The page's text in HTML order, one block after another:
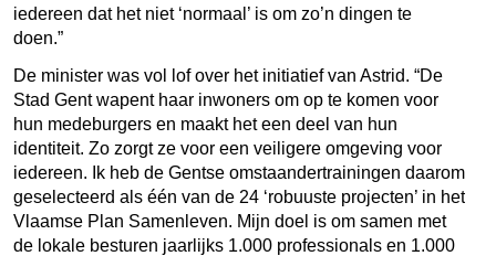
iedereen dat het niet ‘normaal’ is om zo’n dingen te
doen.”
De minister was vol lof over het initiatief van Astrid. “De
Stad Gent wapent haar inwoners om op te komen voor
hun medeburgers en maakt het een deel van hun
identiteit. Zo zorgt ze voor een veiligere omgeving voor
iedereen. Ik heb de Gentse omstaandertrainingen daarom
geselecteerd als één van de 24 ‘robuuste projecten’ in het
Vlaamse Plan Samenleven. Mijn doel is om samen met
de lokale besturen jaarlijks 1.000 professionals en 1.000